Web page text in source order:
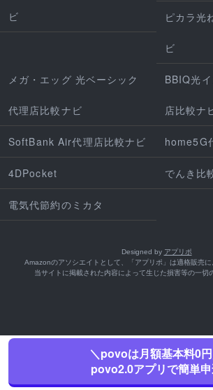
ビ ピカラ光
ビ
メガ・エッグ 光ベーシック
代理店比較ナビ
BBIQ光
店比較ナ
SoftBank Air代理店比較ナビ home5G
4DPocket でんき比
電気代節約のミカタ
Designed by アプリポ
Amazonのアソシエイトとして、「アプリポ」は適格販売に
当サイトに掲載された内容によって生じた損害等の一切
＼povoは月額基本料0
povo2.0アプリで簡単